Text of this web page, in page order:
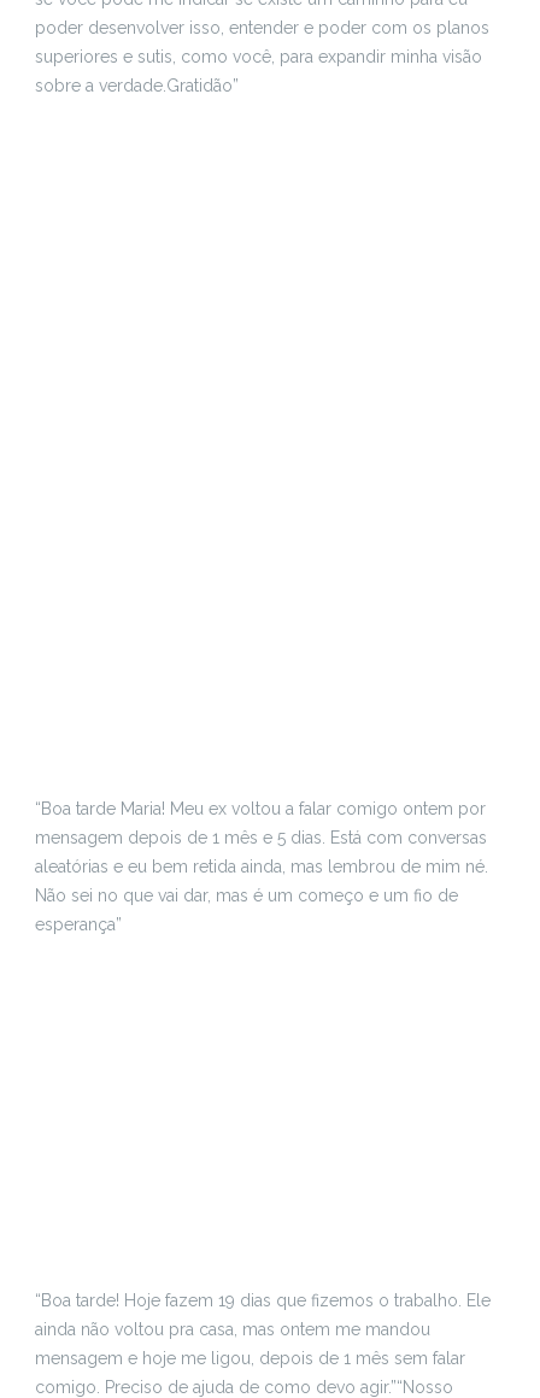
poder desenvolver isso, entender e poder com os planos
superiores e sutis, como você, para expandir minha visão
sobre a verdade. Gratidão”
“Boa tarde Maria! Meu ex voltou a falar comigo ontem por
mensagem depois de 1 mês e 5 dias. Está com conversas
aleatórias e eu bem retida ainda, mas lembrou de mim né.
Não sei no que vai dar, mas é um começo e um fio de
esperança”
“Boa tarde! Hoje fazem 19 dias que fizemos o trabalho. Ele
ainda não voltou pra casa, mas ontem me mandou
mensagem e hoje me ligou, depois de 1 mês sem falar
comigo. Preciso de ajuda de como devo agir.”“Nosso